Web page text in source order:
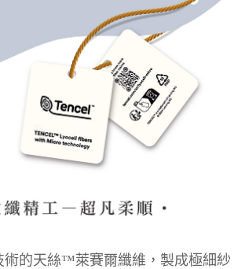
術的天絲™萊賽爾纖維，製成極細紗